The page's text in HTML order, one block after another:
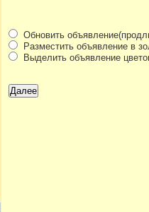
Обновить
Разместить объявление в
Выделить объявление